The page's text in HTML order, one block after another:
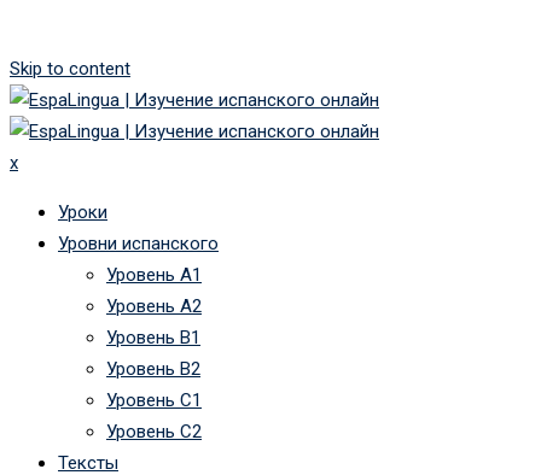
Skip to content
x
Уроки
Уровни испанского
Уровень А1
Уровень А2
Уровень B1
Уровень B2
Уровень C1
Уровень C2
Тексты